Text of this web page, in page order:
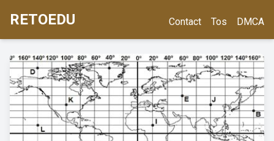
RETOEDU Contact Tos DMCA